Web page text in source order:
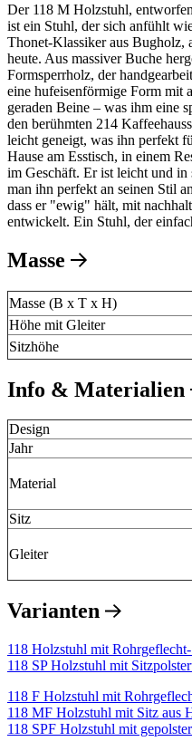
Der 118 M Holzstuhl,
ist ein Stuhl, der sich anfühlt
Thonet-Klassiker aus Bugholz,
heute. Aus massiver Buche
Formsperrholz, der
eine hufeisenförmige Form mit
geraden Beine – was ihm eine
den berühmten 214
leicht geneigt, was ihn perfekt
Hause am Esstisch, in einem
im Geschäft. Er ist leicht und in
man ihn perfekt an seinen Stil
dass er "ewig" hält, mit
entwickelt. Ein Stuhl, der
Masse
Masse (B x T x H)
Höhe mit Gleiter
Sitzhöhe
Info & Materialien
Design
Jahr
Material
Sitz
Gleiter
Varianten
118 Holzstuhl mit
118 SP Holzstuhl mit
118 F Holzstuhl mit
118 MF Holzstuhl mit Sitz aus
118 SPF Holzstuhl mit